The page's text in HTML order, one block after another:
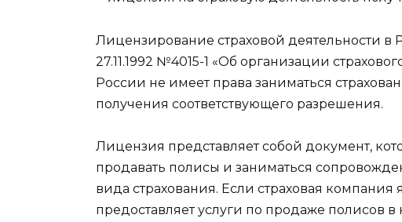
Лицензирование страховой деятельности в
27.11.1992 №4015-1 «Об организации
России не имеет права заниматься
получения соответствующего разрешения.
Лицензия представляет собой документ,
продавать полисы и заниматься
вида страхования. Если страховая
предоставляет услуги по продаже полисов